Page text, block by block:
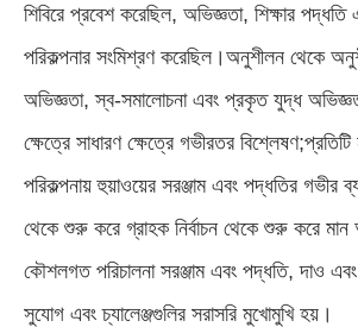
শিবিরে প্রবেশ করেছিল, অভিজ্ঞতা, শিক্ষার পদ্ধতি
পরিকল্পনার সংমিশ্রণ করেছিল।অনুশীলন থেকে
অভিজ্ঞতা, স্ব-সমালোচনা এবং প্রকৃত যুদ্ধ
ক্ষেত্রে সাধারণ ক্ষেত্রে গভীরতর
পরিকল্পনায় হুয়াওয়ের সরঞ্জাম এবং পদ্ধতির গভীর
থেকে শুরু করে গ্রাহক নির্বাচন থেকে শুরু করে
কৌশলগত পরিচালনা সরঞ্জাম এবং পদ্ধতি, দাও
সুযোগ এবং চ্যালেঞ্জগুলির সরাসরি মুখোমুখি হয়।